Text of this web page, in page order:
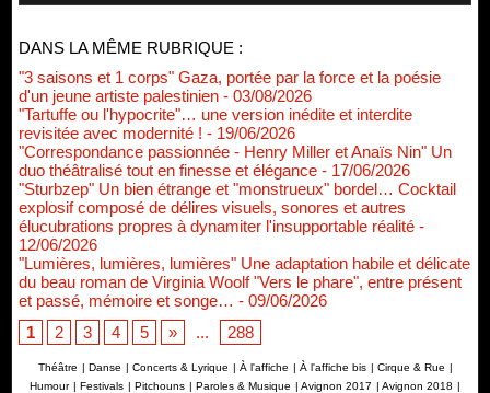
DANS LA MÊME RUBRIQUE :
"3 saisons et 1 corps" Gaza, portée par la force et la poésie
d'un jeune artiste palestinien - 03/08/2026
"Tartuffe ou l'hypocrite"… une version inédite et interdite
revisitée avec modernité ! - 19/06/2026
"Correspondance passionnée - Henry Miller et Anaïs Nin" Un
duo théâtralisé tout en finesse et élégance - 17/06/2026
"Sturbzep" Un bien étrange et "monstrueux" bordel… Cocktail
explosif composé de délires visuels, sonores et autres
élucubrations propres à dynamiter l'insupportable réalité -
12/06/2026
"Lumières, lumières, lumières" Une adaptation habile et délicate
du beau roman de Virginia Woolf "Vers le phare", entre présent
et passé, mémoire et songe… - 09/06/2026
1
2 3 4 5 » ... 288
Théâtre | Danse | Concerts & Lyrique | À l'affiche | À l'affiche bis | Cirque & Rue |
Humour | Festivals | Pitchouns | Paroles & Musique | Avignon 2017 | Avignon 2018 |